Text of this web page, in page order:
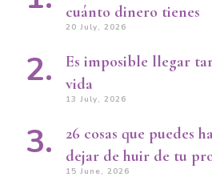
cuánto dinero tienes
20 July, 2026
Es imposible llegar
vida
13 July, 2026
26 cosas que puedes
dejar de huir de tu
15 June, 2026